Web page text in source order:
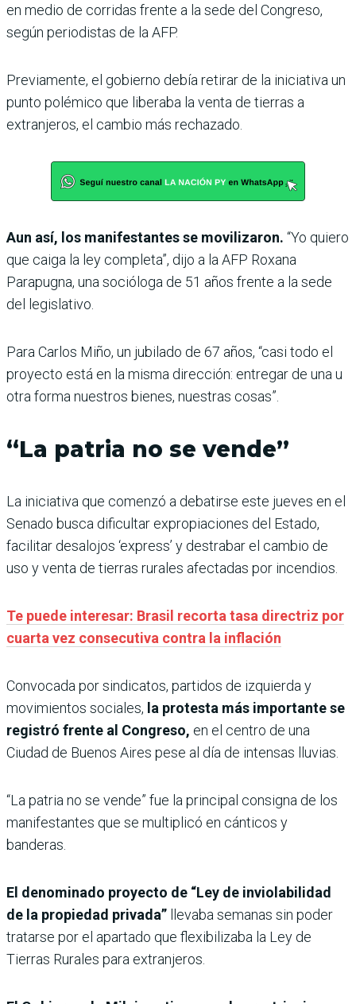
en medio de corridas frente a la sede del Congreso,
según periodistas de la AFP.
Previamente, el gobierno debía retirar de la iniciativa un
punto polémico que liberaba la venta de tierras a
extranjeros, el cambio más rechazado.
Aun así, los manifestantes se movilizaron. “Yo quiero
que caiga la ley completa”, dijo a la AFP Roxana
Parapugna, una socióloga de 51 años frente a la sede
del legislativo.
Para Carlos Miño, un jubilado de 67 años, “casi todo el
proyecto está en la misma dirección: entregar de una u
otra forma nuestros bienes, nuestras cosas”.
“La patria no se vende”
La iniciativa que comenzó a debatirse este jueves en el
Senado busca dificultar expropiaciones del Estado,
facilitar desalojos ‘express’ y destrabar el cambio de
uso y venta de tierras rurales afectadas por incendios.
Te puede interesar: Brasil recorta tasa directriz por
cuarta vez consecutiva contra la inflación
Convocada por sindicatos, partidos de izquierda y
movimientos sociales, la protesta más importante se
registró frente al Congreso, en el centro de una
Ciudad de Buenos Aires pese al día de intensas lluvias.
“La patria no se vende” fue la principal consigna de los
manifestantes que se multiplicó en cánticos y
banderas.
El denominado proyecto de “Ley de inviolabilidad
de la propiedad privada” llevaba semanas sin poder
tratarse por el apartado que flexibilizaba la Ley de
Tierras Rurales para extranjeros.